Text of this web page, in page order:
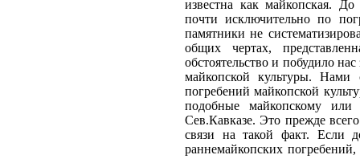
известна как майкопская. До
почти исключительно по
памятники не
общих чертах,
обстоятельство и побудило
майкопской культуры. Нами
погребений майкопской
подобные майкопскому или
Сев.Кавказе. Это прежде
связи на такой факт. Если
раннемайкопских